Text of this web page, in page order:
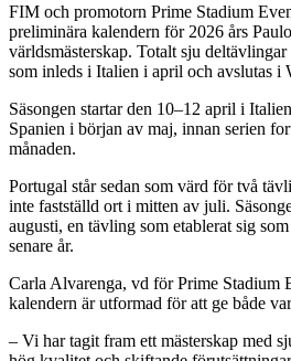
FIM och promotorn Prime Stadium
preliminära kalendern för 2026 års
världsmästerskap. Totalt sju deltävlingar
som inleds i Italien i april och avslutas i
Säsongen startar den 10–12 april i
Spanien i början av maj, innan serien
månaden.
Portugal står sedan som värd för två
inte fastställd ort i mitten av juli.
augusti, en tävling som etablerat sig
senare år.
Carla Alvarenga, vd för Prime Stadium
kalendern är utformad för att ge både
– Vi har tagit fram ett mästerskap med